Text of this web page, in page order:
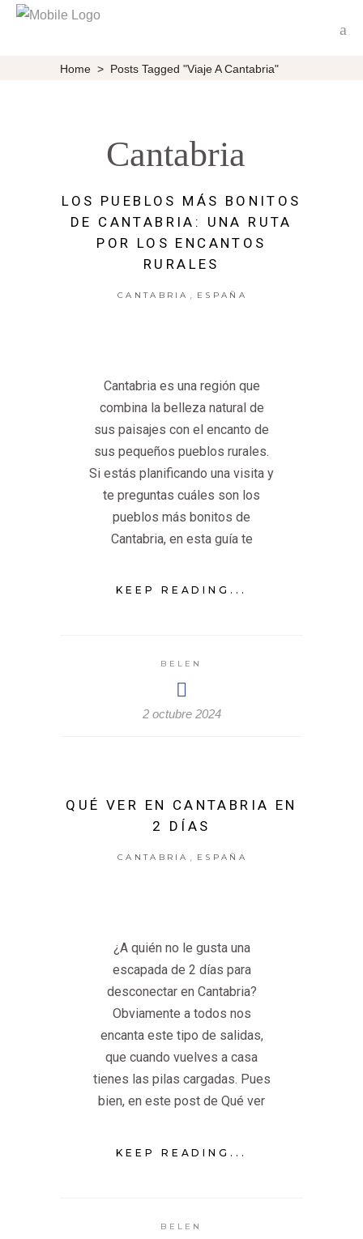
Home > Posts Tagged "viaje A Cantabria"
Cantabria
LOS PUEBLOS MÁS BONITOS
DE CANTABRIA: UNA RUTA
POR LOS ENCANTOS
RURALES
CANTABRIA , ESPAÑA
Cantabria es una región que
combina la belleza natural de
sus paisajes con el encanto de
sus pequeños pueblos rurales.
Si estás planificando una visita y
te preguntas cuáles son los
pueblos más bonitos de
Cantabria, en esta guía te
KEEP READING...
BELEN
2 octubre 2024
QUÉ VER EN CANTABRIA EN
2 DÍAS
CANTABRIA , ESPAÑA
¿A quién no le gusta una
escapada de 2 días para
desconectar en Cantabria?
Obviamente a todos nos
encanta este tipo de salidas,
que cuando vuelves a casa
tienes las pilas cargadas. Pues
bien, en este post de Qué ver
KEEP READING...
BELEN